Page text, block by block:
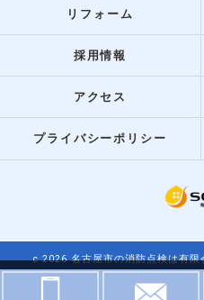
リフォーム
採用情報
アクセス
プライバシーポリシー
c 2026 名古屋市の消防点検は有限